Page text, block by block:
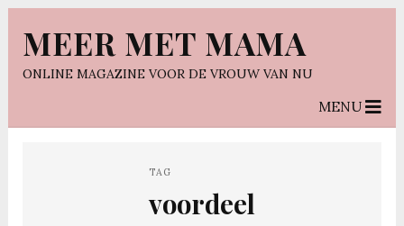
MEER MET MAMA
ONLINE MAGAZINE VOOR DE VROUW VAN NU
MENU
TAG
voordeel